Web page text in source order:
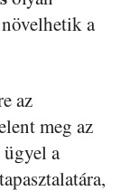
a
az
meg az
a